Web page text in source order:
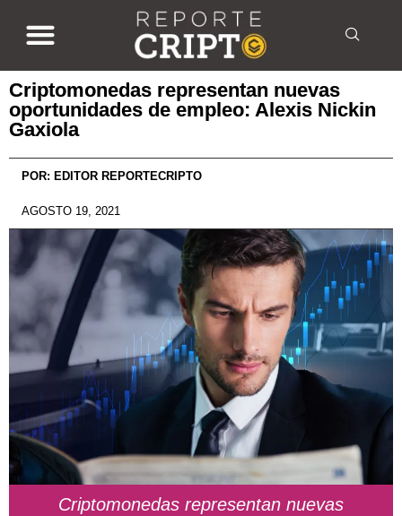
Criptomonedas representan nuevas
oportunidades de empleo: Alexis Nickin
Gaxiola
POR: EDITOR REPORTECRIPTO
AGOSTO 19, 2021
Criptomonedas representan nuevas